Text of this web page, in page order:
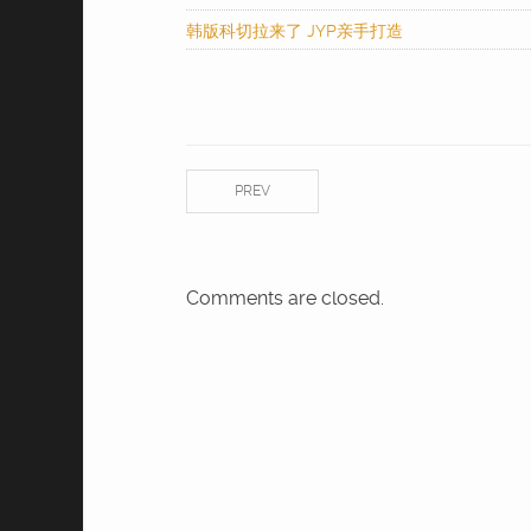
韩版科切拉来了 JYP亲手打造
PREV
Comments are closed.